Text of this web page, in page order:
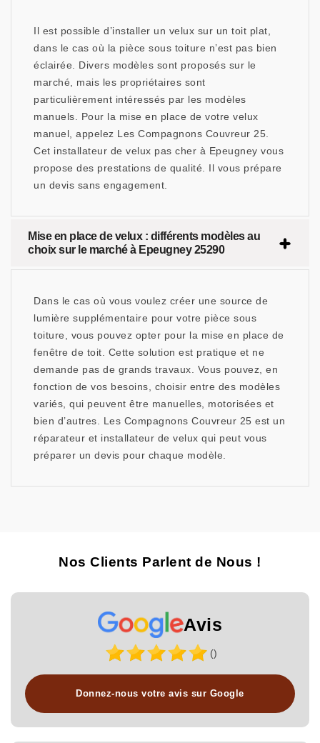
Il est possible d’installer un velux sur un toit plat,
dans le cas où la pièce sous toiture n’est pas bien
éclairée. Divers modèles sont proposés sur le
marché, mais les propriétaires sont
particulièrement intéressés par les modèles
manuels. Pour la mise en place de votre velux
manuel, appelez Les Compagnons Couvreur 25.
Cet installateur de velux pas cher à Epeugney vous
propose des prestations de qualité. Il vous prépare
un devis sans engagement.
Mise en place de velux : différents modèles au
choix sur le marché à Epeugney 25290
Dans le cas où vous voulez créer une source de
lumière supplémentaire pour votre pièce sous
toiture, vous pouvez opter pour la mise en place de
fenêtre de toit. Cette solution est pratique et ne
demande pas de grands travaux. Vous pouvez, en
fonction de vos besoins, choisir entre des modèles
variés, qui peuvent être manuelles, motorisées et
bien d’autres. Les Compagnons Couvreur 25 est un
réparateur et installateur de velux qui peut vous
préparer un devis pour chaque modèle.
Nos Clients Parlent de Nous !
Avis
()
Donnez-nous votre avis sur Google